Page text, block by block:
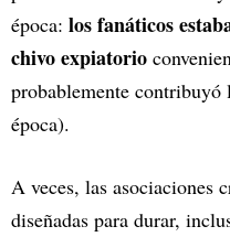
época: los fanáticos
chivo expiatorio
probablemente contribuyó
época).
A veces, las asociaciones
diseñadas para durar,